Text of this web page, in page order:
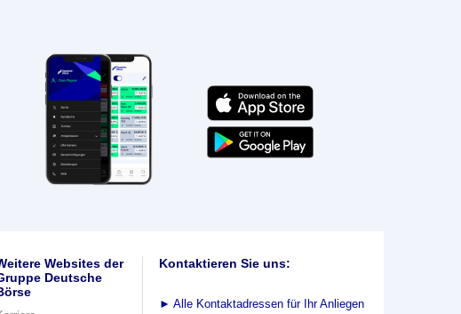
Websites der
Deutsche
Kontaktieren Sie uns:
► Alle Kontaktadressen für Ihr Anliegen